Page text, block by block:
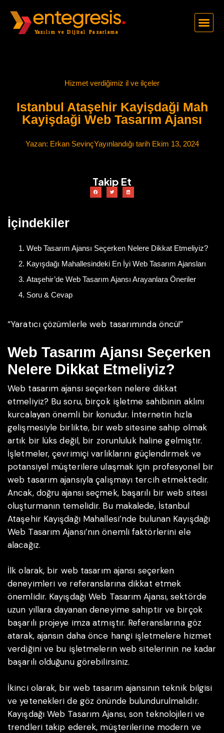
Hizmet verdiğimiz il ve ilçeler
Istanbul Ataşehir Kayişdaği Mah
Kayişdaği Web Tasarım Ajansı
Yazan: Erkan SevinçYayınlandığı tarihEkim 13, 2024
Takip Et
İçindekiler
Web Tasarım Ajansı Seçerken Nelere Dikkat Etmeliyiz?
Kayışdağı Mahallesindeki En İyi Web Tasarım Ajansları
Ataşehir’de Web Tasarım Ajansı Arayanlara Öneriler
Soru & Cevap
“Yaratıcı çözümlerle web tasarımında öncü!”
Web Tasarım Ajansı Seçerken
Nelere Dikkat Etmeliyiz?
Web tasarım ajansı seçerken nelere dikkat
etmeliyiz? Bu soru, birçok işletme sahibinin aklını
kurcalayan önemli bir konudur. İnternetin hızla
gelişmesiyle birlikte, bir web sitesine sahip olmak
artık bir lüks değil, bir zorunluluk haline gelmiştir.
İşletmeler, çevrimiçi varlıklarını güçlendirmek ve
potansiyel müşterilere ulaşmak için profesyonel bir
web tasarım ajansıyla çalışmayı tercih etmektedir.
Ancak, doğru ajansı seçmek, başarılı bir web sitesi
oluşturmanın temelidir. Bu makalede, İstanbul
Ataşehir Kayışdağı Mahallesi’nde bulunan Kayışdağı
Web Tasarım Ajansı’nın önemli faktörlerini ele
alacağız.
İlk olarak, bir web tasarım ajansı seçerken
deneyimleri ve referanslarına dikkat etmek
önemlidir. Kayışdağı Web Tasarım Ajansı, sektörde
uzun yıllara dayanan deneyime sahiptir ve birçok
başarılı projeye imza atmıştır. Referanslarına göz
atarak, ajansın daha önce hangi işletmelere hizmet
verdiğini ve bu işletmelerin web sitelerinin ne kadar
başarılı olduğunu görebilirsiniz.
İkinci olarak, bir web tasarım ajansının teknik bilgisi
ve yetenekleri de göz önünde bulundurulmalıdır.
Kayışdağı Web Tasarım Ajansı, son teknolojileri ve
trendleri takip ederek, müşterilerine modern ve